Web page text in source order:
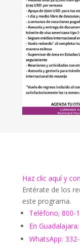
Haz clic aquí y
Entérate de los
este programa.
Teléfono; 800-
En
WhatsApp: